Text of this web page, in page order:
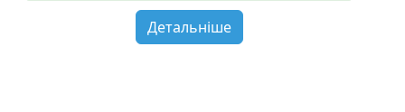
Детальніше